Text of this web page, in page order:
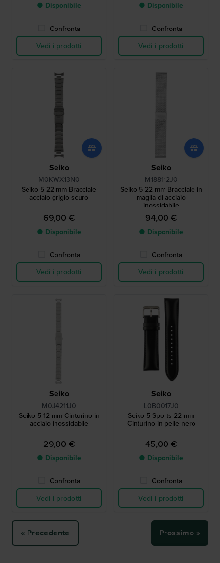
● Disponibile
Confronta
Vedi i prodotti
● Disponibile
Confronta
Vedi i prodotti
Seiko
M0KWX13N0
Seiko 5 22 mm Bracciale
acciaio grigio scuro
69,00 €
● Disponibile
Confronta
Vedi i prodotti
Seiko
M188112J0
Seiko 5 22 mm Bracciale in
maglia di acciaio
inossidabile
94,00 €
● Disponibile
Confronta
Vedi i prodotti
Seiko
M0J4211J0
Seiko 5 12 mm Cinturino in
acciaio inossidabile
29,00 €
● Disponibile
Confronta
Vedi i prodotti
Seiko
L0B0017J0
Seiko 5 Sports 22 mm
Cinturino in pelle nero
45,00 €
● Disponibile
Confronta
Vedi i prodotti
« Precedente Prossimo »